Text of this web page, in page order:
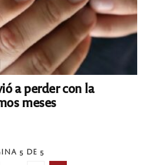
a perder con la
meses
5 DE 5